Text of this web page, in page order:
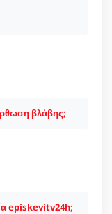
βλάβης;
episkevitv24h;